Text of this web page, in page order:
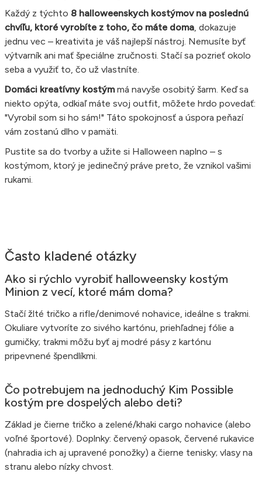
Každý z týchto 8 halloweenskych kostýmov na poslednú
chvíľu, ktoré vyrobíte z toho, čo máte doma , dokazuje
jednu vec – kreativita je váš najlepší nástroj. Nemusíte byť
výtvarník ani mať špeciálne zručnosti. Stačí sa pozrieť okolo
seba a využiť to, čo už vlastníte.
Domáci kreatívny kostýmmá navyše osobitý šarm. Keď sa
niekto opýta, odkiaľ máte svoj outfit, môžete hrdo povedať:
"Vyrobil som si ho sám!" Táto spokojnosť a úspora peňazí
vám zostanú dlho v pamäti.
Pustite sa do tvorby a užite si Halloween naplno – s
kostýmom, ktorý je jedinečný práve preto, že vznikol vašimi
rukami.
Často kladené otázky
Ako si rýchlo vyrobiť halloweensky kostým
Minion z vecí, ktoré mám doma?
Stačí žlté tričko a rifle/denimové nohavice, ideálne s trakmi.
Okuliare vytvoríte zo sivého kartónu, priehľadnej fólie a
gumičky; trakmi môžu byť aj modré pásy z kartónu
pripevnené špendlíkmi.
Čo potrebujem na jednoduchý Kim Possible
kostým pre dospelých alebo deti?
Základ je čierne tričko a zelené/khaki cargo nohavice (alebo
voľné športové). Doplnky: červený opasok, červené rukavice
(nahradia ich aj upravené ponožky) a čierne tenisky; vlasy na
stranu alebo nízky chvost.